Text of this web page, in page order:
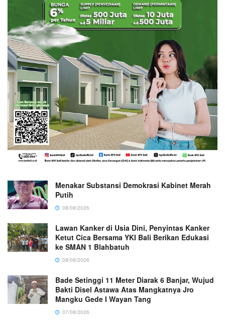
Menakar Substansi Demokrasi Kabinet Merah
Putih
08/08/2026
Lawan Kanker di Usia Dini, Penyintas Kanker
Ketut Cica Bersama YKI Bali Berikan Edukasi
ke SMAN 1 Blahbatuh
08/08/2026
Bade Setinggi 11 Meter Diarak 6 Banjar, Wujud
Bakti Disel Astawa Atas Mangkatnya Jro
Mangku Gede I Wayan Tang
07/08/2026